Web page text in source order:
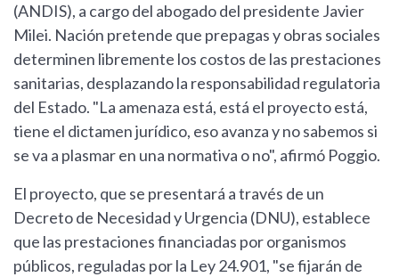
(ANDIS), a cargo del abogado del presidente Javier
Milei. Nación pretende que prepagas y obras sociales
determinen libremente los costos de las prestaciones
sanitarias, desplazando la responsabilidad regulatoria
del Estado. "La amenaza está, está el proyecto está,
tiene el dictamen jurídico, eso avanza y no sabemos si
se va a plasmar en una normativa o no", afirmó Poggio.
El proyecto, que se presentará a través de un
Decreto de Necesidad y Urgencia (DNU), establece
que las prestaciones financiadas por organismos
públicos, reguladas por la Ley 24.901, "se fijarán de